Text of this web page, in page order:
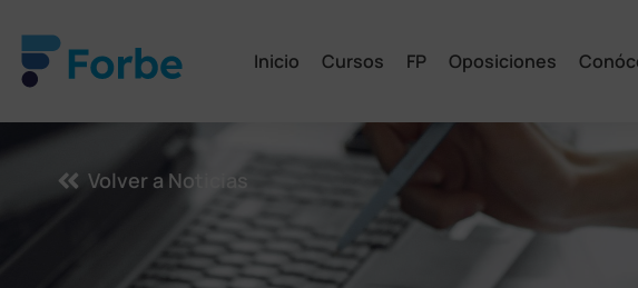
Inicio Cursos FP Oposiciones
Volver a Noticias